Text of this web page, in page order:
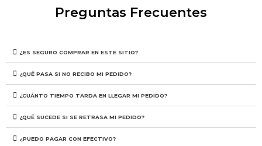
Preguntas Frecuentes
¿ES SEGURO COMPRAR EN ESTE SITIO?
¿QUÉ PASA SI NO RECIBO MI PEDIDO?
¿CUÁNTO TIEMPO TARDA EN LLEGAR MI PEDIDO?
¿QUÉ SUCEDE SI SE RETRASA MI PEDIDO?
¿PUEDO PAGAR CON EFECTIVO?